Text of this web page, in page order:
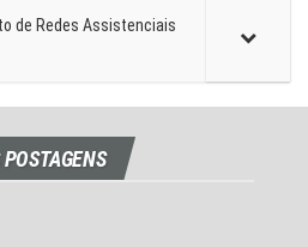
de Redes Assistenciais